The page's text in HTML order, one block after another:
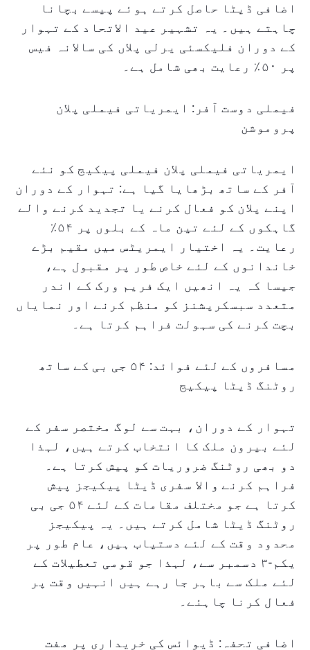
اضافی ڈیٹا حاصل کرتے ہوئے پیسے بچانا
چاہتے ہیں۔ یہ تشہیر عید الاتحاد کے تہوار
کے دوران فلیکسئی یرلی پلاں کی سالانہ فیس
پر ۵۰٪ رعایت بھی شامل ہے۔
فیملی دوست آفر: ایمریاتی فیملی پلان
پروموشن
ایمریاتی فیملی پلان فیملی پیکیج کو نئے
آفر کے ساتھ بڑھایا گیا ہے: تہوار کے دوران
اپنے پلان کو فعال کرنے یا تجدید کرنے والے
گاہکوں کے لئے تین ماہ کے بلوں پر ۵۴٪
رعایت۔ یہ اختیار ایمریٹس میں مقیم بڑے
خاندانوں کے لئے خاص طور پر مقبول ہے،
جیسا کہ یہ انھیں ایک فریم ورک کے اندر
متعدد سبسکرپشنز کو منظم کرنے اور نمایاں
بچت کرنے کی سہولت فراہم کرتا ہے۔
مسافروں کے لئے فوائد: ۵۴ جی بی کے ساتھ
روٹنگ ڈیٹا پیکیج
تہوار کے دوران، بہت سے لوگ مختصر سفر کے
لئے بیرون ملک کا انتخاب کرتے ہیں، لہذا
دو بھی روٹنگ ضروریات کو پیش کرتا ہے۔
فراہم کرنے والا سفری ڈیٹا پیکیجز پیش
کرتا ہے جو مختلف مقامات کے لئے ۵۴ جی بی
روٹنگ ڈیٹا شامل کرتے ہیں۔ یہ پیکیجز
محدود وقت کے لئے دستیاب ہیں، عام طور پر
یکم-۳ دسمبر سے، لہذا جو قومی تعطیلات کے
لئے ملک سے باہر جا رہے ہیں انہیں وقت پر
فعال کرنا چاہئے۔
اضافی تحفہ: ڈیوائس کی خریداری پر مفت